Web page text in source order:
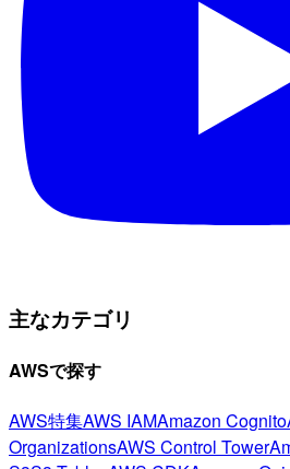
主なカテゴリ
AWSで探す
AWS特集AWS IAMAmazon Cognito
OrganizationsAWS Control Tower